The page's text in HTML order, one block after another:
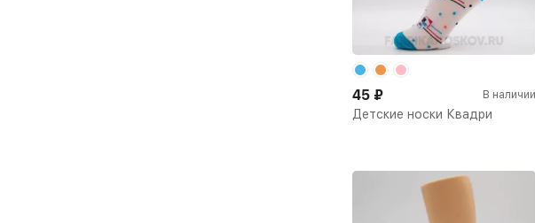
Детские носки Квадри
45 ₽ В наличии